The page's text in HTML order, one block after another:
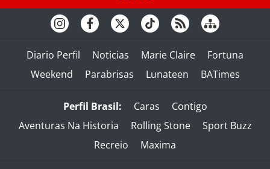
Diario Perfil Noticias Marie Claire
Fortuna
Weekend
Parabrisas Lunateen BATimes
Perfil Brasil: Caras
Contigo
Aventuras Na Historia
Rolling Stone
Sport Buzz
Recreio
Maxima